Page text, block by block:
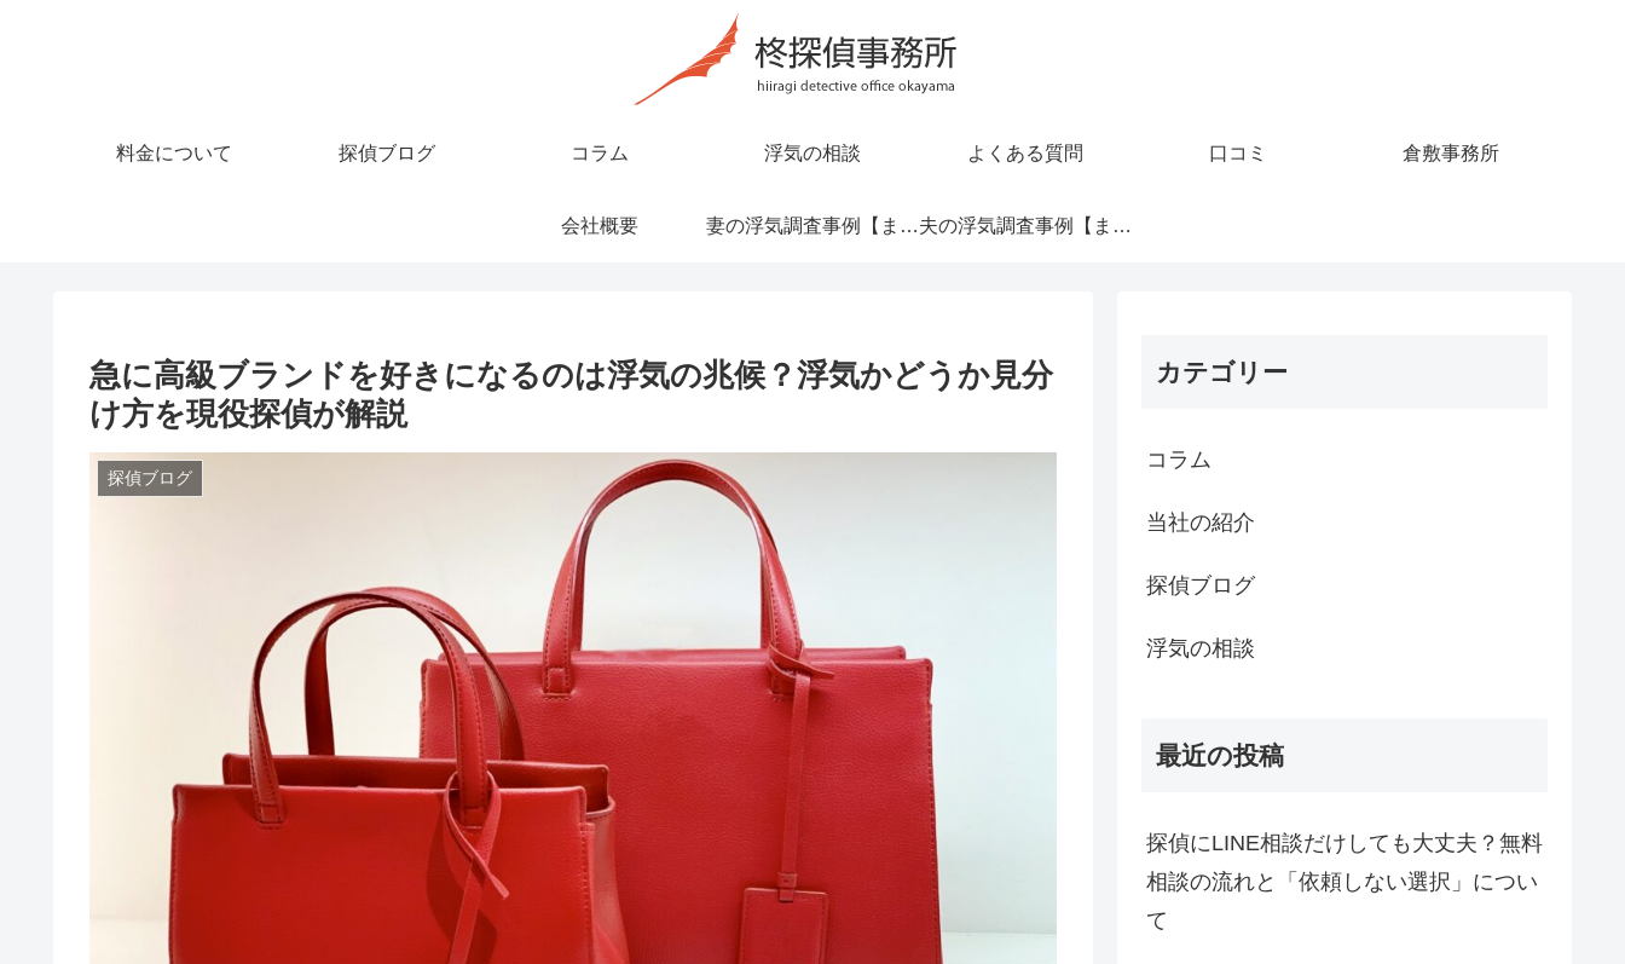
料金について 探偵ブログ コラム 浮気の相談 よくある質問 口コミ 倉敷事務所
会社概要 妻の浮気調査事例【まとめ】 夫の浮気調査事例【まとめ】
急に高級ブランドを好きになるのは浮気の兆候？浮気かどうか見分
け方を現役探偵が解説
探偵ブログ
カテゴリー
コラム
当社の紹介
探偵ブログ
浮気の相談
最近の投稿
探偵にLINE相談だけしても大丈夫？無料
相談の流れと「依頼しない選択」につい
て